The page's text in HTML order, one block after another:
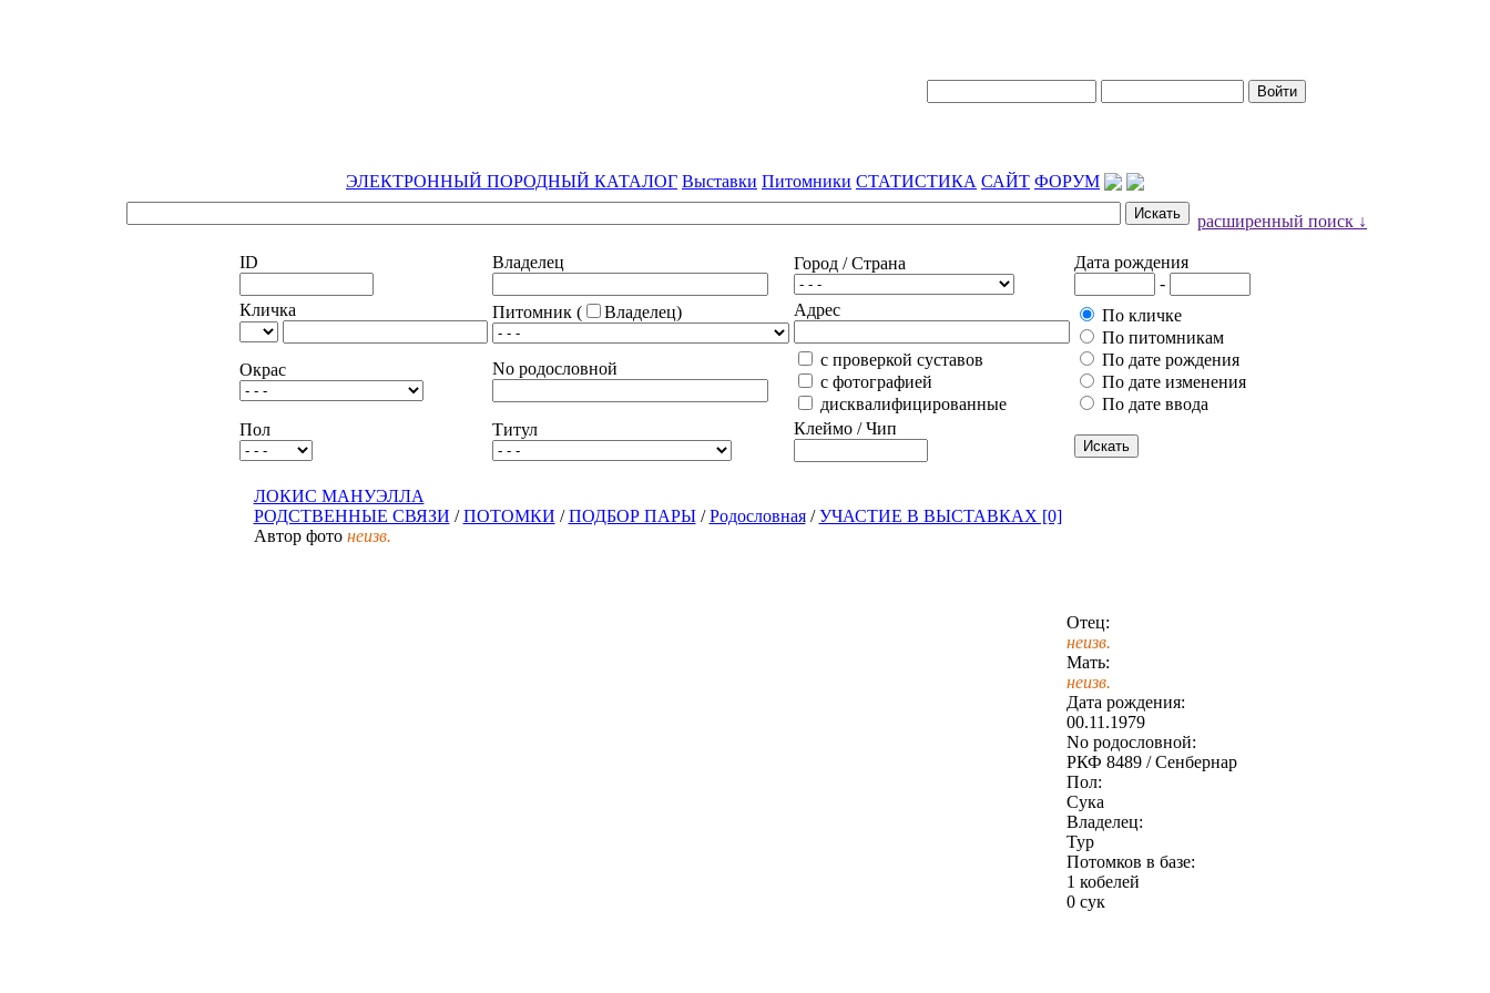
ЭЛЕКТРОННЫЙ ПОРОДНЫЙ КАТАЛОГ Выставки Питомники СТАТИСТИКА САЙТ ФОРУМ
расширенный поиск ↓
ID Владелец Город / Страна
Дата рождения
-
Кличка
Питомник ( Владелец) Адрес
По кличке
По питомникам
По дате рождения
По дате изменения
По дате ввода
Окрас No родословной
с проверкой суставов
с фотографией
дисквалифицированные
Пол
Титул Клеймо / Чип
ЛОКИС МАНУЭЛЛА
РОДСТВЕННЫЕ СВЯЗИ /ПОТОМКИ /ПОДБОР ПАРЫ/Родословная/УЧАСТИЕ В ВЫСТАВКАХ [0]
Автор фото неизв.
Отец:
неизв.
Мать:
неизв.
Дата рождения:
00.11.1979
No родословной:
РКФ 8489 / Сенбернар
Пол:
Сука
Владелец:
Тур
Потомков в базе:
1 кобелей
0 сук